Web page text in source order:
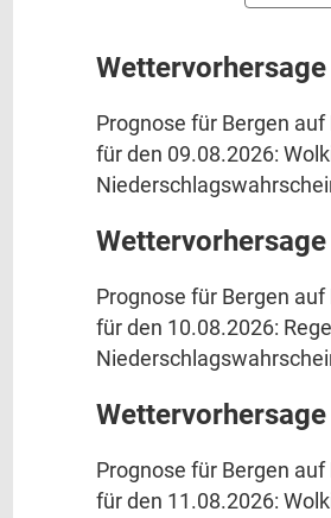
Prognose für Bergen
für den 09.08.2026:
Prognose für Bergen
für den 10.08.2026:
Prognose für Bergen
für den 11.08.2026: